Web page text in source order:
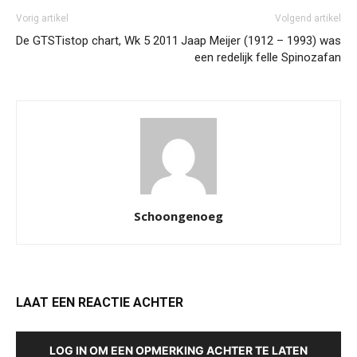
Vorig artikel
De GTSTistop chart, Wk 5 2011
Volgend artikel
Jaap Meijer (1912 – 1993) was
een redelijk felle Spinozafan
Schoongenoeg
LAAT EEN REACTIE ACHTER
LOG IN OM EEN OPMERKING ACHTER TE LATEN